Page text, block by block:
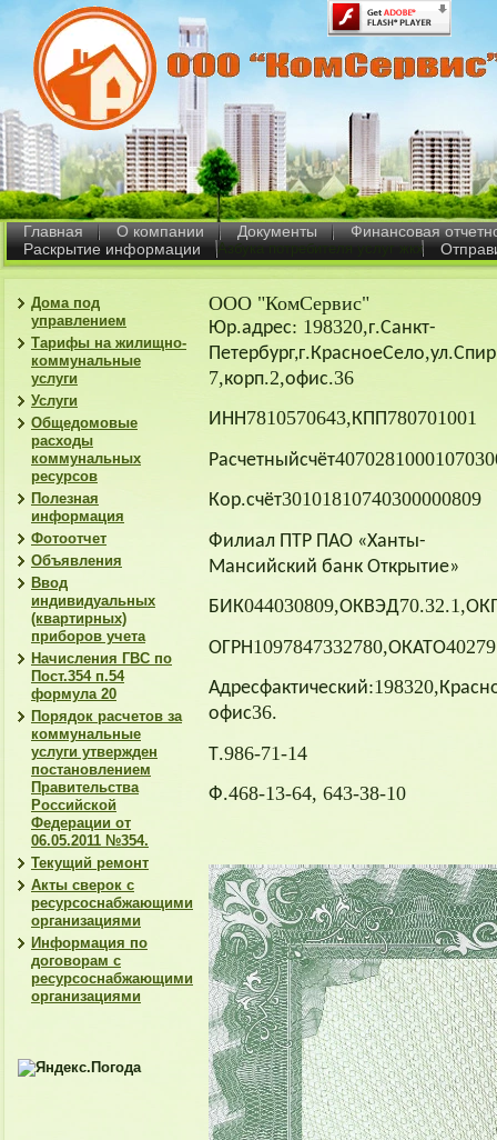
Главная О компании Документы
Финансовая
Раскрытие информации
Азбука потребителя услуг жкх
Дома под
управлением
Тарифы на жилищно-
коммунальные
услуги
Услуги
Общедомовые
расходы
коммунальных
ресурсов
Полезная
информация
Фотоотчет
Объявления
Ввод
индивидуальных
(квартирных)
приборов учета
Начисления ГВС по
Пост.354 п.54
формула 20
Порядок расчетов за
коммунальные
услуги утвержден
постановлением
Правительства
Российской
Федерации от
06.05.2011 №354.
Текущий ремонт
Акты сверок с
ресурсоснабжающими
организациями
Информация по
договорам с
ресурсоснабжающими
организациями
ООО "КомСервис"
Юр.адрес: 198320,г.Санкт-
Петербург,г.КрасноеСело,ул.
7,корп.2,офис.36
ИНН7810570643,КПП780701001
Расчетныйсчёт
Кор.счёт30101810740300000809
Филиал ПТР ПАО «Ханты-
Мансийский банк Открытие»
БИК044030809,ОКВЭД70.32.1,
ОГРН1097847332780,ОКАТО
Адресфактический:198320,
офис36.
Т.986-71-14
Ф.468-13-64, 643-38-10